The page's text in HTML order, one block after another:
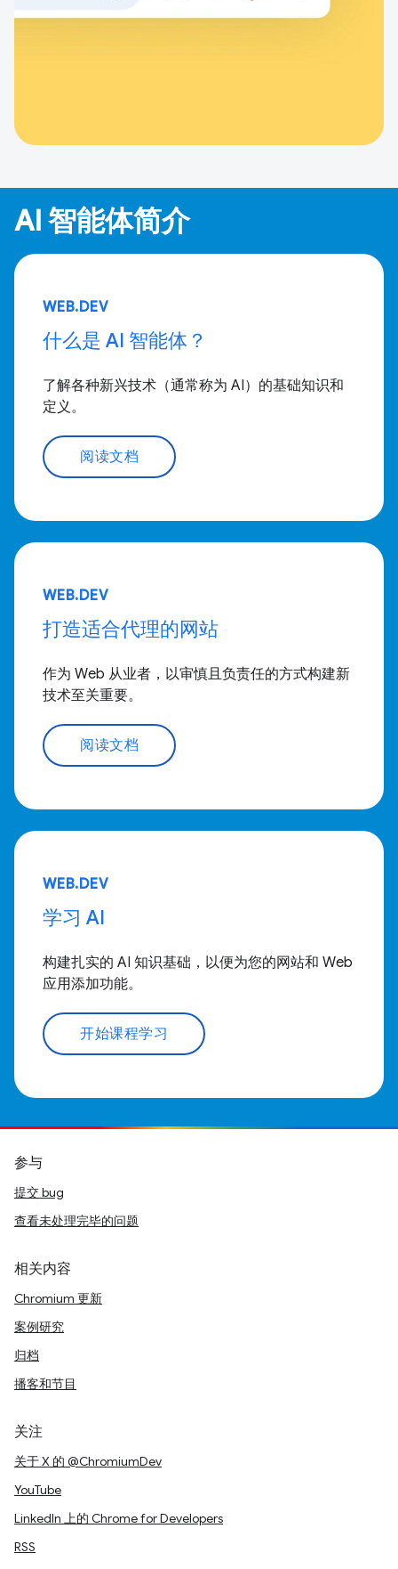
AI 智能体简介
WEB.DEV
什么是 AI 智能体？
了解各种新兴技术（通常称为 AI）的基础知识和
定义。
阅读文档
WEB.DEV
打造适合代理的网站
作为 Web 从业者，以审慎且负责任的方式构建新
技术至关重要。
阅读文档
WEB.DEV
学习 AI
构建扎实的 AI 知识基础，以便为您的网站和 Web
应用添加功能。
开始课程学习
参与
提交 bug
查看未处理完毕的问题
相关内容
Chromium 更新
案例研究
归档
播客和节目
关注
关于 X 的 @ChromiumDev
YouTube
LinkedIn 上的 Chrome for Developers
RSS